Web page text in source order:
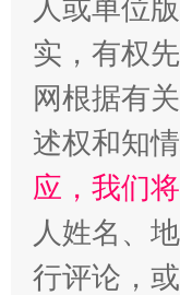
漫山遍野的桃花
人或单位
实，有权
网根据有
述权和知
应，我们
人姓名、
行评论，